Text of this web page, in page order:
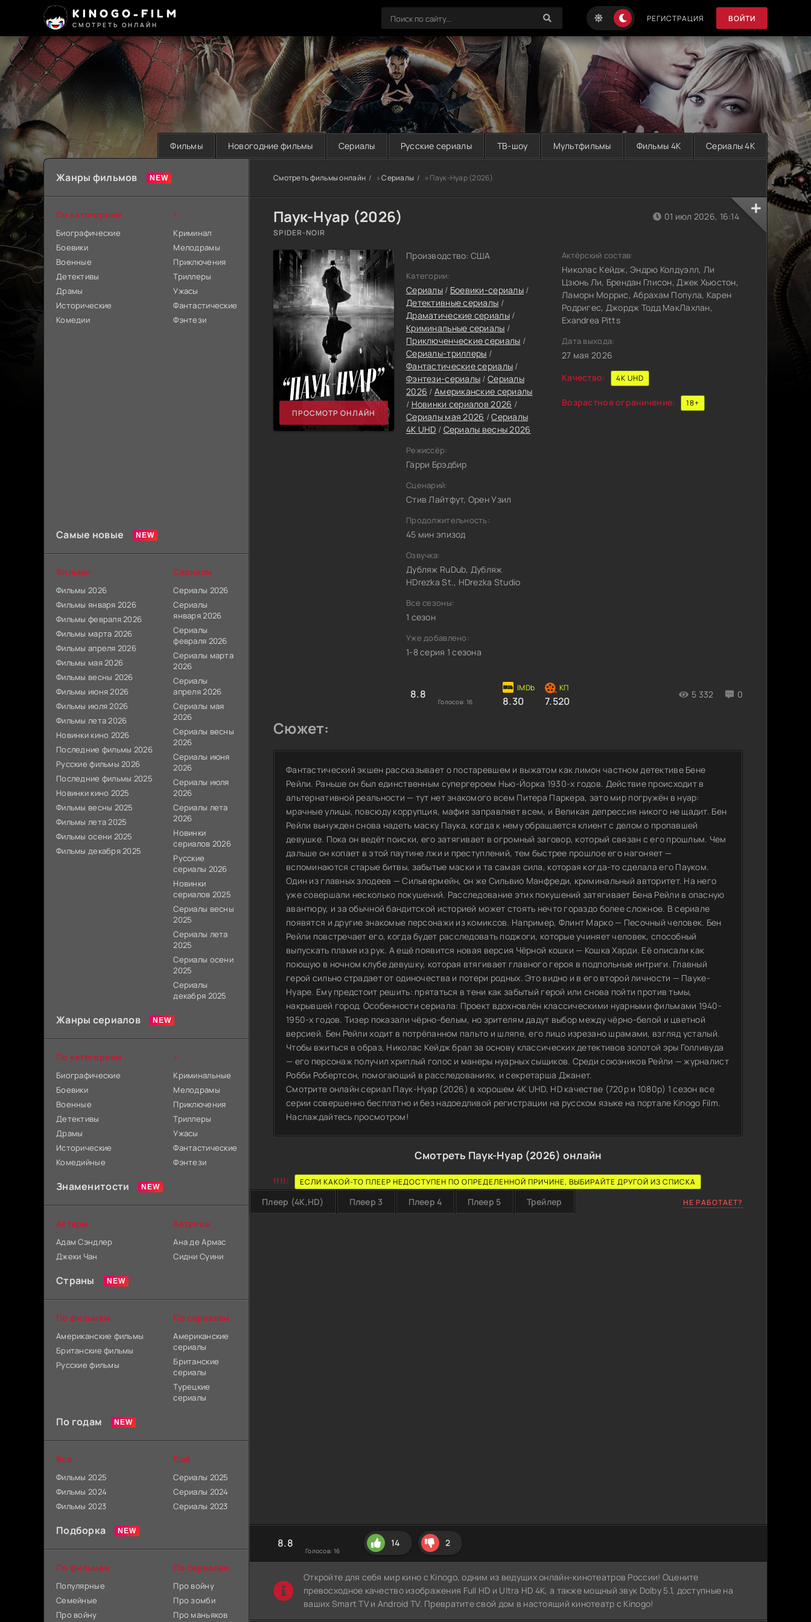
KINOGO-FILM
СМОТРЕТЬ ОНЛАЙН
РЕГИСТРАЦИЯ ВОЙТИ
Фильмы Новогодние фильмы Сериалы Русские сериалы ТВ-шоу Мультфильмы Фильмы 4K Сериалы 4K
Смотреть фильмы онлайн »Сериалы » Паук-Нуар (2026)
Паук-Нуар (2026)
SPIDER-NOIR
ПРОСМОТР ОНЛАЙН
Производство: США
Категории:
Сериалы/ Боевики-сериалы /
Детективные сериалы /
Драматические сериалы/
Криминальные сериалы /
Приключенческие сериалы /
Сериалы-триллеры /
Фантастические сериалы /
Фэнтези-сериалы /Сериалы
2026 / Американские сериалы
/ Новинки сериалов 2026 /
Сериалы мая 2026 /Сериалы
4K UHD / Сериалы весны 2026
Режиссёр:
Гарри Брэдбир
Сценарий:
Стив Лайтфут, Орен Узил
Продолжительность:
45 мин эпизод
Озвучка:
Дубляж RuDub, Дубляж
HDrezka St., HDrezka Studio
Все сезоны:
1 сезон
Уже добавлено:
1-8 серия 1 сезона
8.8
Голосов: 16 8.30 7.520
5 332 0
01 июл 2026, 16:14
Актёрский состав:
Николас Кейдж, Эндрю Колдуэлл, Ли
Цзюнь Ли, Брендан Глисон, Джек Хьюстон,
Ламорн Моррис, Абрахам Попула, Карен
Родригес, Джордж Тодд МакЛахлан,
Exandrea Pitts
Дата выхода:
27 мая 2026
Качество:
4K UHD
Возрастное ограничение: 18+
Сюжет:
Фантастический экшен рассказывает о постаревшем и выжатом как лимон частном детективе Бене
Рейли. Раньше он был единственным супергероем Нью-Йорка 1930-х годов. Действие происходит в
альтернативной реальности — тут нет знакомого всем Питера Паркера, зато мир погружён в нуар:
мрачные улицы, повсюду коррупция, мафия заправляет всем, и Великая депрессия никого не щадит. Бен
Рейли вынужден снова надеть маску Паука, когда к нему обращается клиент с делом о пропавшей
девушке. Пока он ведёт поиски, его затягивает в огромный заговор, который связан с его прошлым. Чем
дальше он копает в этой паутине лжи и преступлений, тем быстрее прошлое его нагоняет —
вспоминаются старые битвы, забытые маски и та самая сила, которая когда-то сделала его Пауком.
Один из главных злодеев — Сильвермейн, он же Сильвио Манфреди, криминальный авторитет. На него
уже совершали несколько покушений. Расследование этих покушений затягивает Бена Рейли в опасную
авантюру, и за обычной бандитской историей может стоять нечто гораздо более сложное. В сериале
появятся и другие знакомые персонажи из комиксов. Например, Флинт Марко — Песочный человек. Бен
Рейли повстречает его, когда будет расследовать поджоги, которые учиняет человек, способный
выпускать пламя из рук. А ещё появится новая версия Чёрной кошки — Кошка Харди. Её описали как
поющую в ночном клубе девушку, которая втягивает главного героя в подпольные интриги. Главный
герой сильно страдает от одиночества и потери родных. Это видно и в его второй личности — Пауке-
Нуаре. Ему предстоит решить: прятаться в тени как забытый герой или снова пойти против тьмы,
накрывшей город. Особенности сериала: Проект вдохновлён классическими нуарными фильмами 1940-
1950-х годов. Тизер показали чёрно-белым, но зрителям дадут выбор между чёрно-белой и цветной
версией. Бен Рейли ходит в потрёпанном пальто и шляпе, его лицо изрезано шрамами, взгляд усталый.
Чтобы вжиться в образ, Николас Кейдж брал за основу классических детективов золотой эры Голливуда
— его персонаж получил хриплый голос и манеры нуарных сыщиков. Среди союзников Рейли — журналист
Робби Робертсон, помогающий в расследованиях, и секретарша Джанет.
Смотрите онлайн сериал Паук-Нуар (2026) в хорошем 4K UHD, HD качестве (720p и 1080p) 1 сезон все
серии совершенно бесплатно и без надоедливой регистрации на русском языке на портале Kinogo Film.
Наслаждайтесь просмотром!
Смотреть Паук-Нуар (2026) онлайн
!!!!: ЕСЛИ КАКОЙ-ТО ПЛЕЕР НЕДОСТУПЕН ПО ОПРЕДЕЛЕННОЙ ПРИЧИНЕ, ВЫБИРАЙТЕ ДРУГОЙ ИЗ СПИСКА
Плеер (4K,HD) Плеер 3 Плеер 4 Плеер 5 Трейлер НЕ РАБОТАЕТ?
8.8
Голосов: 16
14 2
Откройте для себя мир кино с Kinogo, одним из ведущих онлайн-кинотеатров России! Оцените
превосходное качество изображения Full HD и Ultra HD 4K, а также мощный звук Dolby 5.1, доступные на
ваших Smart TV и Android TV. Превратите свой дом в настоящий кинотеатр с Kinogo!
Жанры фильмов
По категориям
Биографические
Боевики
Военные
Детективы
Драмы
Исторические
Комедии
+
Криминал
Мелодрамы
Приключения
Триллеры
Ужасы
Фантастические
Фэнтези
Самые новые
Фильмы
Фильмы 2026
Фильмы января 2026
Фильмы февраля 2026
Фильмы марта 2026
Фильмы апреля 2026
Фильмы мая 2026
Фильмы весны 2026
Фильмы июня 2026
Фильмы июля 2026
Фильмы лета 2026
Новинки кино 2026
Последние фильмы 2026
Русские фильмы 2026
Последние фильмы 2025
Новинки кино 2025
Фильмы весны 2025
Фильмы лета 2025
Фильмы осени 2025
Фильмы декабря 2025
Сериалы
Сериалы 2026
Сериалы
января 2026
Сериалы
февраля 2026
Сериалы марта
2026
Сериалы
апреля 2026
Сериалы мая
2026
Сериалы весны
2026
Сериалы июня
2026
Сериалы июля
2026
Сериалы лета
2026
Новинки
сериалов 2026
Русские
сериалы 2026
Новинки
сериалов 2025
Сериалы весны
2025
Сериалы лета
2025
Сериалы осени
2025
Сериалы
декабря 2025
Жанры сериалов
По категориям
Биографические
Боевики
Военные
Детективы
Драмы
Исторические
Комедийные
+
Криминальные
Мелодрамы
Приключения
Триллеры
Ужасы
Фантастические
Фэнтези
Знаменитости
Актеры
Адам Сэндлер
Джеки Чан
Актрисы
Ана де Армас
Сидни Суини
Страны
По фильмам
Американские фильмы
Британские фильмы
Русские фильмы
По сериалам
Американские
сериалы
Британские
сериалы
Турецкие
сериалы
По годам
Все
Фильмы 2025
Фильмы 2024
Фильмы 2023
Ещё
Сериалы 2025
Сериалы 2024
Сериалы 2023
Подборка
По фильмам
Популярные
Семейные
Про войну
По сериалам
Про войну
Про зомби
Про маньяков